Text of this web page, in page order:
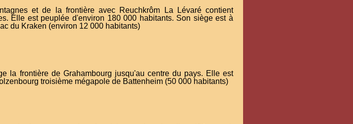
et de la frontière avec Reuchkrôm La Lévaré contient
Elle est peuplée d'environ 180 000 habitants. Son siège est à
du Kraken (environ 12 000 habitants)
la frontière de Grahambourg jusqu'au centre du pays. Elle est
troisième mégapole de Battenheim (50 000 habitants)